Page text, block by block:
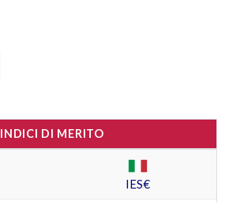
INDICI DI MERITO
IES€